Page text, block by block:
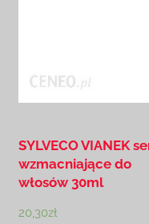
SYLVECO VIANEK
wzmacniające do
włosów 30ml
20,30zł